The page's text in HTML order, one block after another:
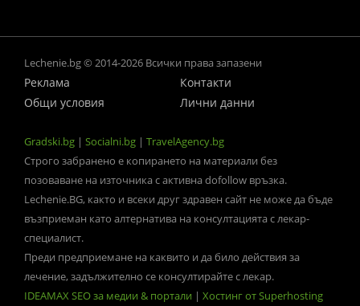
Lechenie.bg © 2014-2026 Всички права запазени
Реклама
Контакти
Общи условия
Лични данни
Gradski.bg | Socialni.bg | TravelAgency.bg
Строго забранено е копирането на материали без
позоваване на източника с активна dofollow връзка.
Lechenie.BG, както и всеки друг здравен сайт не може да бъде
възприеман като алтернатива на консултацията с лекар-
специалист.
Преди предприемане на каквито и да било действия за
лечение, задължително се консултирайте с лекар.
IDEAMAX SEO за медии & портали | Хостинг от Superhosting